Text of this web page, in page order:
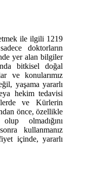
ile ilgili 1219
doktorların
yer alan bilgiler
bitkisel doğal
ve konularımız
yaşama yararlı
hekim tedavisi
ve Kürlerin
önce, özellikle
olmadığını
kullanmanız
içinde, yararlı